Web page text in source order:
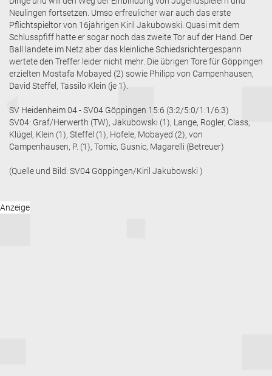
Neulingen fortsetzen. Umso erfreulicher war auch das erste
Pflichtspieltor von 16jährigen Kiril Jakubowski. Quasi mit dem
Schlusspfiff hatte er sogar noch das zweite Tor auf der Hand. Der
Ball landete im Netz aber das kleinliche Schiedsrichtergespann
wertete den Treffer leider nicht mehr. Die übrigen Tore für Göppingen
erzielten Mostafa Mobayed (2) sowie Philipp von Campenhausen,
David Steffel, Tassilo Klein (je 1).
SV Heidenheim 04 - SV04 Göppingen 15:6 (3:2/5:0/1:1/6:3)
SV04: Graf/Herwerth (TW), Jakubowski (1), Lange, Rogler, Class,
Klügel, Klein (1), Steffel (1), Hofele, Mobayed (2), von
Campenhausen, P. (1), Tomic, Gusnic, Magarelli (Betreuer)
(Quelle und Bild: SV04 Göppingen/Kiril Jakubowski )